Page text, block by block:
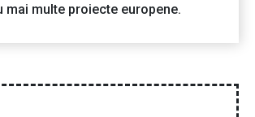
mai multe proiecte europene.